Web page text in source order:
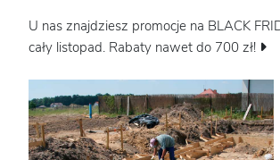
U nas znajdziesz promocje na BLACK
cały listopad. Rabaty nawet do 700 zł!